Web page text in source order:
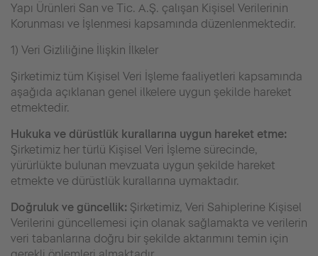
Yapı Ürünleri San ve Tic. A.Ş. çalışan Kişisel Verilerinin
Korunması ve İşlenmesi kapsamında düzenlenmektedir.
1) Veri Gizliliğine İlişkin İlkeler
Şirketimiz tüm Kişisel Veri İşleme faaliyetleri kapsamında
aşağıda açıklanan genel ilkelere uygun şekilde hareket
etmektedir.
Hukuka ve dürüstlük kurallarına uygun hareket etme:
Şirketimiz her türlü Kişisel Veri İşleme sürecinde,
yürürlükte bulunan mevzuata uygun şekilde hareket
etmekte ve dürüstlük kurallarına uymaktadır.
Doğruluk ve güncellik: Şirketimiz, Veri Sahiplerine Kişisel
Verilerini güncellemesi için olanak sağlamakta ve verilerin
veri tabanlarına doğru bir şekilde aktarımını temin için